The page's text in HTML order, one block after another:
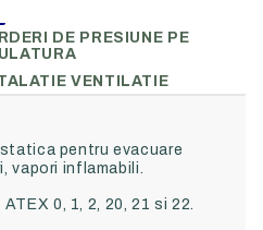
DE PRESIUNE PE
VENTILATIE
pentru evacuare
vapori inflamabili.
0, 1, 2, 20, 21 si 22.